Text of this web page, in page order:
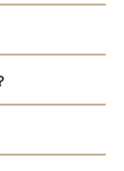
れなくなってき
ょう。
るものが望まし
ン部分は外して
すくなります。
匂いの付いたも